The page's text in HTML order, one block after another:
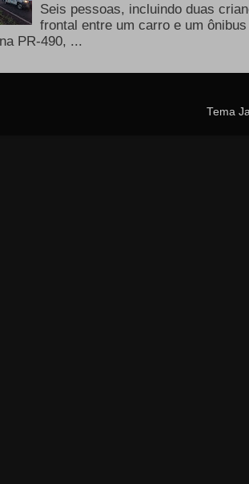
Seis pessoas, incluindo duas
frontal entre um carro e um
PR-490, ...
Tema